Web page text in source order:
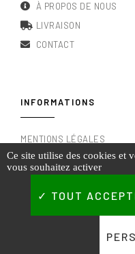
À PROPOS DE NOUS
LIVRAISON
CONTACT
INFORMATIONS
MENTIONS LÉGALES
CONDITIONS GÉNÉRALES
RGPD & POLITIQUE DE
Ce site utilise des cookies et
vous souhaitez activer
TOUT